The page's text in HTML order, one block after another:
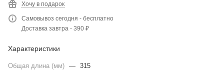
Хочу в подарок
Самовывоз сегодня - бесплатно
Доставка завтра - 390 ₽
Характеристики
Общая длина (мм) — 315